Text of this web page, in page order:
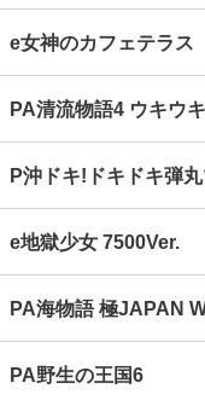
e女神のカフェテラス
PA清流物語4 ウキウ
P沖ドキ!ドキドキ弾
e地獄少女 7500Ver.
PA海物語 極JAPAN
PA野生の王国6